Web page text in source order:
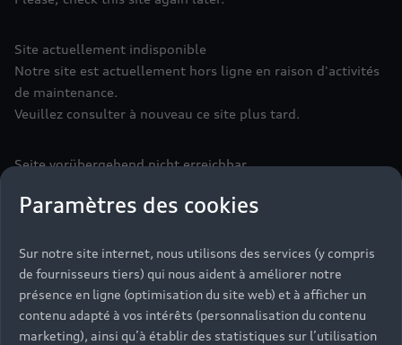
Site actuellement indisponible
Notre site est actuellement hors ligne en raison d'activités
de maintenance.
Veuillez consulter à nouveau ce site plus tard.
Seite vorübergehend nicht erreichbar
vorübergehend nicht erreichbar.
©2026AUDI AG. All rights reserved.
Paramètres des cookies
Sur notre site internet, nous utilisons des services (y compris
de fournisseurs tiers) qui nous aident à améliorer notre
présence en ligne (optimisation du site web) et à afficher un
contenu adapté à vos intérêts (personnalisation du contenu
marketing), ainsi qu’à établir des statistiques sur l’utilisation